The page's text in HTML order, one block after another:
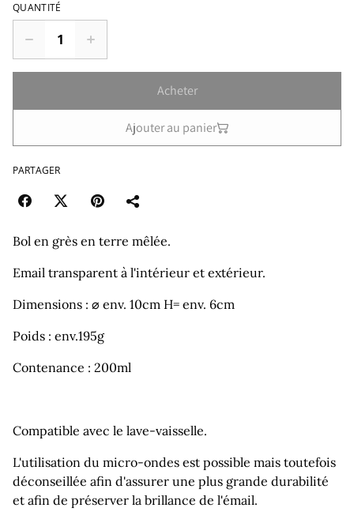
QUANTITÉ
Acheter
Ajouter au panier
PARTAGER
Bol en grès en terre mêlée.
Email transparent à l'intérieur et extérieur.
Dimensions : ⌀ env. 10cm H= env. 6cm
Poids : env.195g
Contenance : 200ml
Compatible avec le lave-vaisselle.
L'utilisation du micro-ondes est possible mais toutefois
déconseillée afin d'assurer une plus grande durabilité
et afin de préserver la brillance de l'émail.